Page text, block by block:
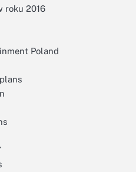
roku 2016
Poland